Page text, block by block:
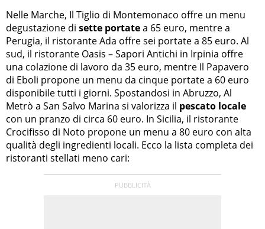
Nelle Marche, Il Tiglio di Montemonaco offre un menu
degustazione di sette portatea 65 euro, mentre a
Perugia, il ristorante Ada offre sei portate a 85 euro. Al
sud, il ristorante Oasis – Sapori Antichi in Irpinia offre
una colazione di lavoro da 35 euro, mentre Il Papavero
di Eboli propone un menu da cinque portate a 60 euro
disponibile tutti i giorni. Spostandosi in Abruzzo, Al
Metrò a San Salvo Marina si valorizza il pescato locale
con un pranzo di circa 60 euro. In Sicilia, il ristorante
Crocifisso di Noto propone un menu a 80 euro con alta
qualità degli ingredienti locali. Ecco la lista completa dei
ristoranti stellati meno cari: